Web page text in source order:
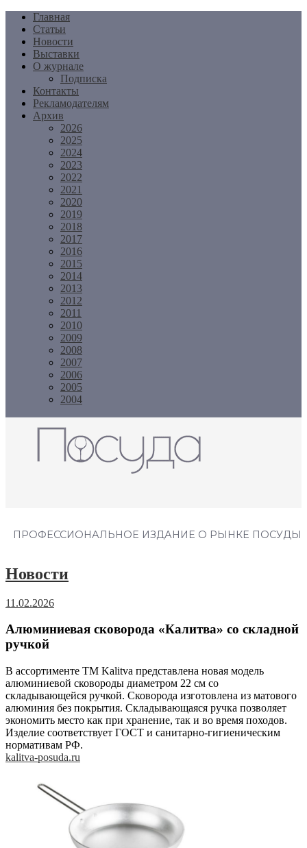
Перейти
содержимому
Главная
Статьи
Новости
Выставки
О журнале
Подписка
Контакты
Рекламодателям
Архив
2026
2025
2024
2023
2022
2021
2020
2019
2018
2017
2016
2015
2014
2013
2012
2011
2010
2009
2008
2007
2006
2005
2004
ПРОФЕССИОНАЛЬНОЕ ИЗДАНИЕ О РЫНКЕ ПОСУДЫ
Новости
11.02.2026
Алюминиевая сковорода «Калитва» со складной
ручкой
В ассортименте TM Kalitva представлена новая модель
алюминиевой сковороды диаметром 22 см со
складывающейся ручкой. Сковорода изготовлена из матового
алюминия без покрытия. Складывающаяся ручка позволяет
экономить место как при хранение, так и во время походов.
Изделие соответствует ГОСТ и санитарно-гигиеническим
нормативам РФ.
kalitva-posuda.ru